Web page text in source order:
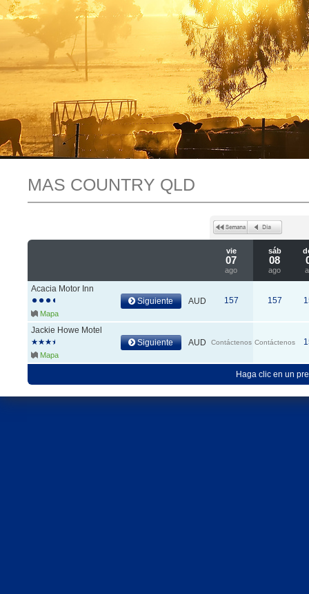
MAS COUNTRY QLD
vie
07
ago
sáb
08
ago
Acacia Motor Inn
Mapa
Siguiente AUD 157 157
Jackie Howe Motel
Mapa
Siguiente AUD Contáctenos Contáctenos
Haga clic en un